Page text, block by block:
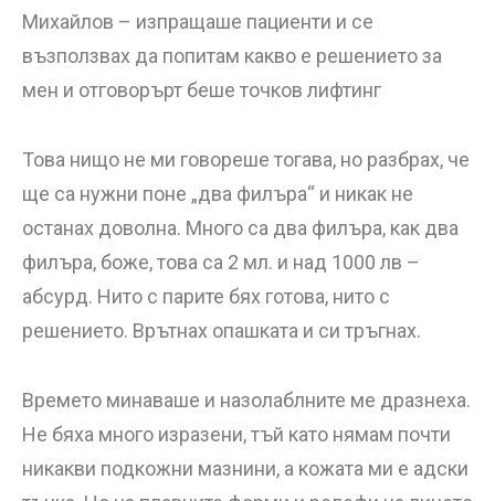
Михайлов – изпращаше пациенти и се
възползвах да попитам какво е решението за
мен и отговорърт беше точков лифтинг
Това нищо не ми говореше тогава, но разбрах, че
ще са нужни поне „два филъра“ и никак не
останах доволна. Много са два филъра, как два
филъра, боже, това са 2 мл. и над 1000 лв –
абсурд. Нито с парите бях готова, нито с
решението. Врътнах опашката и си тръгнах.
Времето минаваше и назолаблните ме дразнеха.
Не бяха много изразени, тъй като нямам почти
никакви подкожни мазнини, а кожата ми е адски